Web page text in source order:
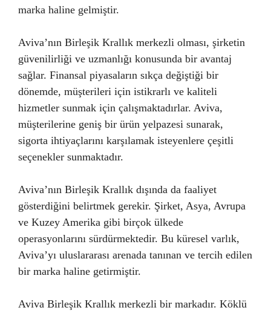
marka haline gelmiştir.
Aviva’nın Birleşik Krallık merkezli olması, şirketin
güvenilirliği ve uzmanlığı konusunda bir avantaj
sağlar. Finansal piyasaların sıkça değiştiği bir
dönemde, müşterileri için istikrarlı ve kaliteli
hizmetler sunmak için çalışmaktadırlar. Aviva,
müşterilerine geniş bir ürün yelpazesi sunarak,
sigorta ihtiyaçlarını karşılamak isteyenlere çeşitli
seçenekler sunmaktadır.
Aviva’nın Birleşik Krallık dışında da faaliyet
gösterdiğini belirtmek gerekir. Şirket, Asya, Avrupa
ve Kuzey Amerika gibi birçok ülkede
operasyonlarını sürdürmektedir. Bu küresel varlık,
Aviva’yı uluslararası arenada tanınan ve tercih edilen
bir marka haline getirmiştir.
Aviva Birleşik Krallık merkezli bir markadır. Köklü